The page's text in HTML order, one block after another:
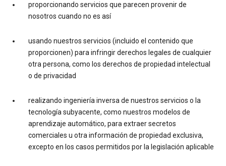
proporcionando servicios que parecen provenir de
nosotros cuando no es así
usando nuestros servicios (incluido el contenido que
proporcionen) para infringir derechos legales de cualquier
otra persona, como los derechos de propiedad intelectual
o de privacidad
realizando ingeniería inversa de nuestros servicios o la
tecnología subyacente, como nuestros modelos de
aprendizaje automático, para extraer secretos
comerciales u otra información de propiedad exclusiva,
excepto en los casos permitidos por la legislación aplicable